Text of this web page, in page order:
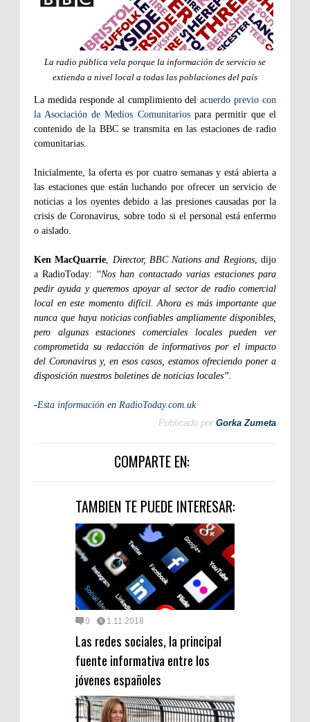
La radio pública vela porque la información de servicio se
extienda a nivel local a todas las poblaciones del país
La medida responde al cumplimiento delacuerdo previo con
la Asociación de Medios Comunitariospara permitir que el
contenido de la BBC se transmita en las estaciones de radio
comunitarias.
Inicialmente, la oferta es por cuatro semanas y está abierta a
las estaciones que están luchando por ofrecer un servicio de
noticias a los oyentes debido a las presiones causadas por la
crisis de Coronavirus, sobre todo si el personal está enfermo
o aislado.
Ken MacQuarrie, Director, BBC Nations and Regions, dijo
a RadioToday: “Nos han contactado varias estaciones para
pedir ayuda y queremos apoyar al sector de radio comercial
local en este momento difícil. Ahora es más importante que
nunca que haya noticias confiables ampliamente disponibles,
pero algunas estaciones comerciales locales pueden ver
comprometida su redacción de informativos por el impacto
del Coronavirus y, en esos casos, estamos ofreciendo poner a
disposición nuestros boletines de noticias locales”.
-Esta información en RadioToday.com.uk
Publicado por Gorka Zumeta
COMPARTE EN:
TAMBIEN TE PUEDE INTERESAR:
0 1.11.2018
Las redes sociales, la principal
fuente informativa entre los
jóvenes españoles